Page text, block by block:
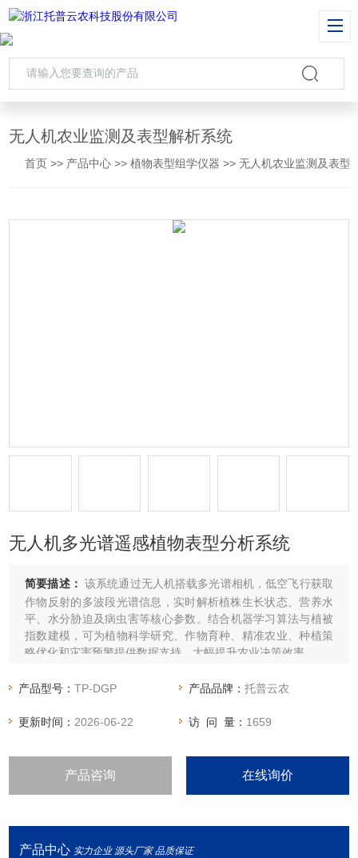
无人机农业监测及表型解析系统
首页 >> 产品中心 >>植物表型组学仪器 >>无人机农业监测及表型解析系统
无人机多光谱遥感植物表型分析系统
简要描述： 该系统通过无人机搭载多光谱相机，低空飞行获取
作物反射的多波段光谱信息，实时解析植株生长状态、营养水
平、水分胁迫及病虫害等核心参数‌。结合机器学习算法与植被
指数建模，可为植物科学研究、作物育种、精准农业、种植策
略优化和灾害预警提供数据支持，大幅提升农业决策效率。
产品型号：TP-DGP 产品品牌： 托普云农
更新时间： 2026-06-22 访 问 量： 1659
产品咨询 在线询价
产品中心 实力企业 源头厂家 品质保证